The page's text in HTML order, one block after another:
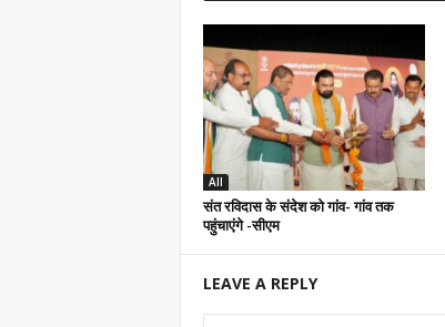
All
संत रविदास के संदेश को गांव- गांव तक
पहुंचाएंगे -सीएम
LEAVE A REPLY